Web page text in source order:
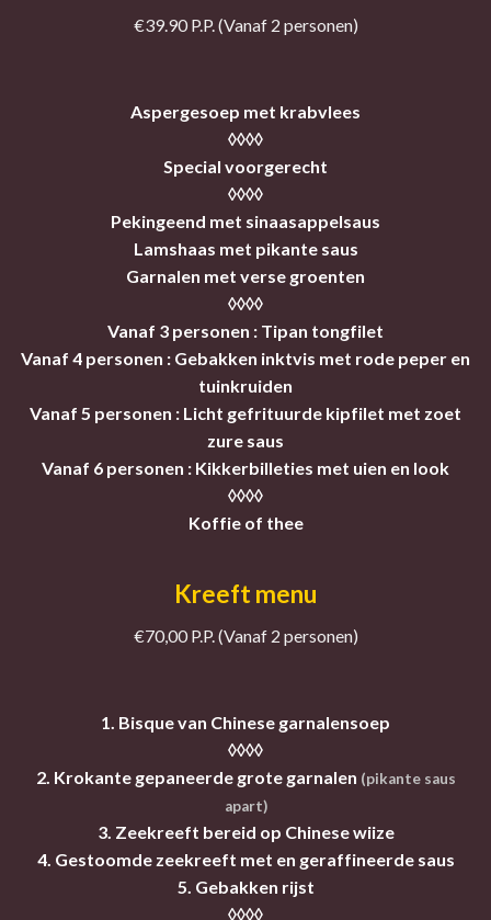
€39.90 P.P. (Vanaf 2 personen)
Aspergesoep met krabvlees
◊◊◊◊
Special voorgerecht
◊◊◊◊
Pekingeend met sinaasappelsaus
Lamshaas met pikante saus
Garnalen met verse groenten
◊◊◊◊
Vanaf 3 personen : Tipan tongfilet
Vanaf 4 personen : Gebakken inktvis met rode peper en
tuinkruiden
Vanaf 5 personen : Licht gefrituurde kipfilet met zoet
zure saus
Vanaf 6 personen : Kikkerbilleties met uien en look
◊◊◊◊
Koffie of thee
Kreeft menu
€70,00 P.P. (Vanaf 2 personen)
1. Bisque van Chinese garnalensoep
◊◊◊◊
2. Krokante gepaneerde grote garnalen (pikante saus
apart)
3. Zeekreeft bereid op Chinese wiize
4. Gestoomde zeekreeft met en geraffineerde saus
5. Gebakken rijst
◊◊◊◊